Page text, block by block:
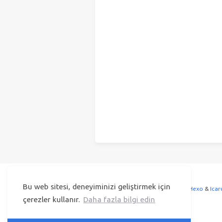
Bu web sitesi, deneyiminizi geliştirmek için
çerezler kullanır. Daha fazla bilgi edin
© 2023 Selçuk KütükPowered by Hexo &
© 2019